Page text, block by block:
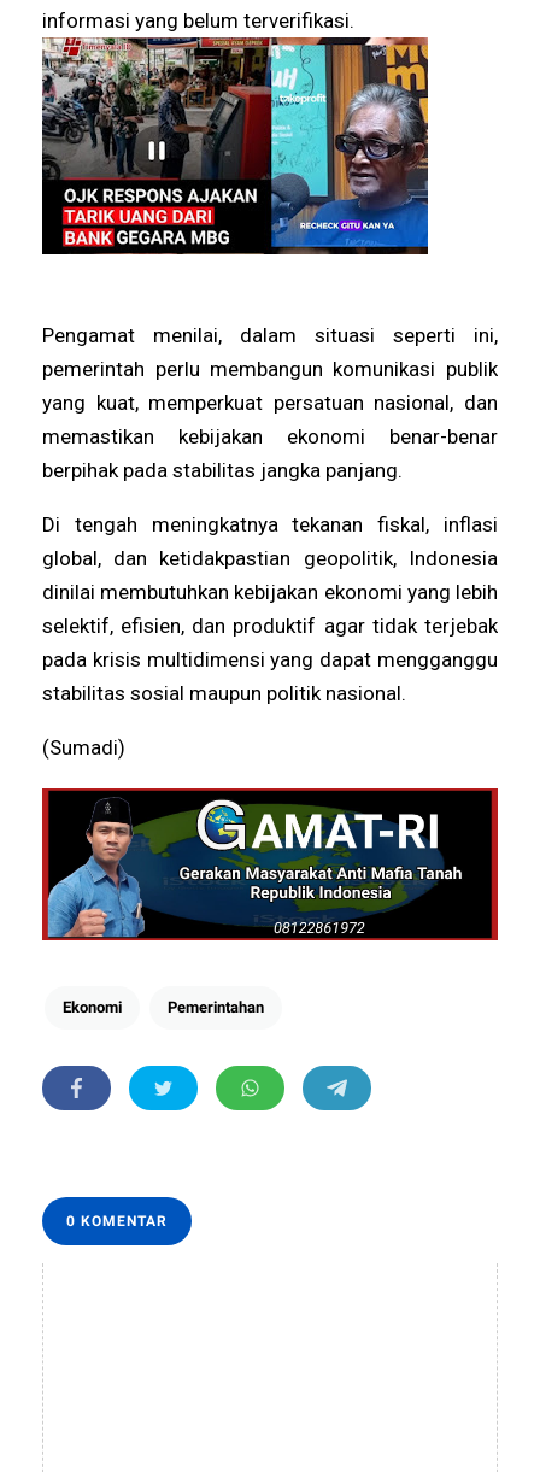
informasi yang belum terverifikasi.
Pengamat menilai, dalam situasi seperti ini,
pemerintah perlu membangun komunikasi publik
yang kuat, memperkuat persatuan nasional, dan
memastikan kebijakan ekonomi benar-benar
berpihak pada stabilitas jangka panjang.
Di tengah meningkatnya tekanan fiskal, inflasi
global, dan ketidakpastian geopolitik, Indonesia
dinilai membutuhkan kebijakan ekonomi yang lebih
selektif, efisien, dan produktif agar tidak terjebak
pada krisis multidimensi yang dapat mengganggu
stabilitas sosial maupun politik nasional.
(Sumadi)
Ekonomi Pemerintahan
0 KOMENTAR